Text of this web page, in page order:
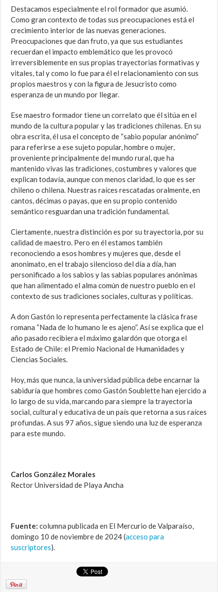
Destacamos especialmente el rol formador que asumió.
Como gran contexto de todas sus preocupaciones está el
crecimiento interior de las nuevas generaciones.
Preocupaciones que dan fruto, ya que sus estudiantes
recuerdan el impacto emblemático que les provocó
irreversiblemente en sus propias trayectorias formativas y
vitales, tal y como lo fue para él el relacionamiento con sus
propios maestros y con la figura de Jesucristo como
esperanza de un mundo por llegar.
Ese maestro formador tiene un correlato que él sitúa en el
mundo de la cultura popular y las tradiciones chilenas. En su
obra escrita, él usa el concepto de “sabio popular anónimo”
para referirse a ese sujeto popular, hombre o mujer,
proveniente principalmente del mundo rural, que ha
mantenido vivas las tradiciones, costumbres y valores que
explican todavía, aunque con menos claridad, lo que es ser
chileno o chilena. Nuestras raíces rescatadas oralmente, en
cantos, décimas o payas, que en su propio contenido
semántico resguardan una tradición fundamental.
Ciertamente, nuestra distinción es por su trayectoria, por su
calidad de maestro. Pero en él estamos también
reconociendo a esos hombres y mujeres que, desde el
anonimato, en el trabajo silencioso del día a día, han
personificado a los sabios y las sabias populares anónimas
que han alimentado el alma común de nuestro pueblo en el
contexto de sus tradiciones sociales, culturas y políticas.
A don Gastón lo representa perfectamente la clásica frase
romana “Nada de lo humano le es ajeno”. Así se explica que el
año pasado recibiera el máximo galardón que otorga el
Estado de Chile: el Premio Nacional de Humanidades y
Ciencias Sociales.
Hoy, más que nunca, la universidad pública debe encarnar la
sabiduría que hombres como Gastón Soublette han ejercido a
lo largo de su vida, marcando para siempre la trayectoria
social, cultural y educativa de un país que retorna a sus raíces
profundas. A sus 97 años, sigue siendo una luz de esperanza
para este mundo.
Carlos González Morales
Rector Universidad de Playa Ancha
Fuente: columna publicada en El Mercurio de Valparaíso,
domingo 10 de noviembre de 2024 (acceso para
suscriptores).